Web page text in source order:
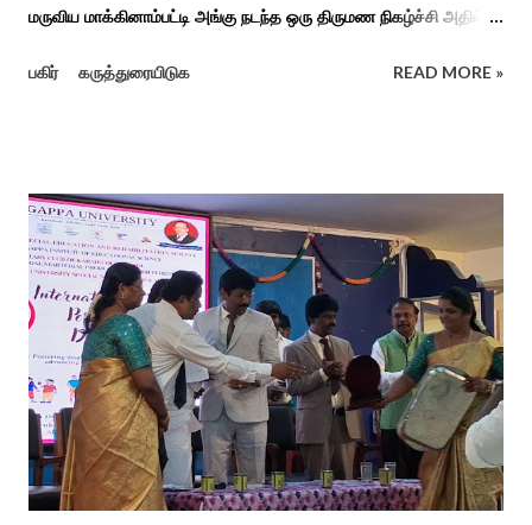
மருவிய மாக்கினாம்பட்டி அங்கு நடந்த ஒரு திருமண நிகழ்ச்சி அதில்
ஆராத்தியெடுத்த கொழுந்தியாள்கள் பாடிய ஆராத்தி பாட்டு ஒன்று 30
வைரலாகிகி யது. தமிழகத்தில் ஒவ்வொரு குடும்பத்திற்கும் திருமணப்
பழக்க வழக்கங்கள் ஜாதிய சமூக ரீதியாக வேறுபடும். அந்த வகையில்,
ஆராத்தி எடுக்கும் முறையும் சற்று வேறுபடுடன் தான் இருக்கும்.அப்படி
திருமணம் ஒன்றில் கொழுந்தியாள்கள் மூன்று பேர் இணைந்து
மாப்பிள்ளைக்கு ஆராத்தி எடுத்துள்ளனர். அப்போது மாப்பிள்ளையைக்
கேலியாக நகைச்சுவை உணர்வு பொங்க பாடிய வரிகளை வைத்து
அவர்கள் பாடிய பாடல் இணையதளத்தில் வைரலாகிறது.“மாடு மேய்த்த
மச்சான்” என...
பகிர் கருத்துரையிடுக READ MORE »